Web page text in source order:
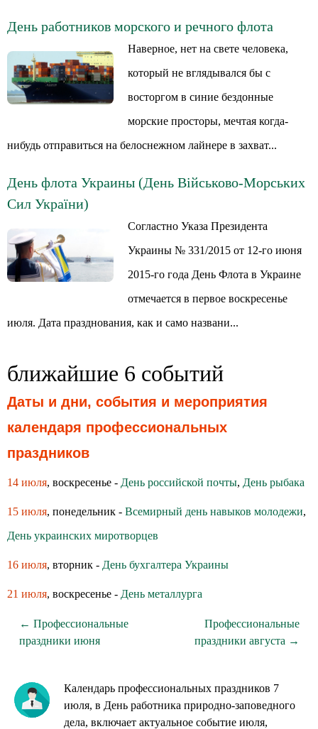
День работников морского и речного флота
Наверное, нет на свете человека,
который не вглядывался бы с
восторгом в синие бездонные
морские просторы, мечтая когда-
нибудь отправиться на белоснежном лайнере в захват...
День флота Украины (День Військово-Морських
Сил України)
Согластно Указа Президента
Украины № 331/2015 от 12-го июня
2015-го года День Флота в Украине
отмечается в первое воскресенье
июля. Дата празднования, как и само названи...
ближайшие 6 событий
Даты и дни, события и мероприятия
календаря профессиональных
праздников
14 июля, воскресенье - День российской почты, День рыбака
15 июля, понедельник - Всемирный день навыков молодежи,
День украинских миротворцев
16 июля, вторник - День бухгалтера Украины
21 июля, воскресенье - День металлурга
← Профессиональные
праздники июня
Профессиональные
праздники августа →
Календарь профессиональных праздников 7
июля, в День работника природно-заповедного
дела, включает актуальное событие июля,